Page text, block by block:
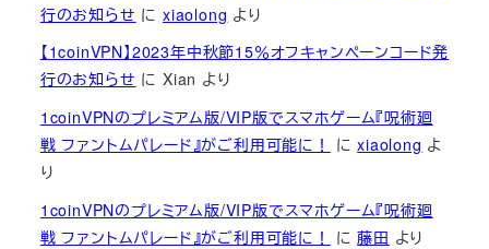
行のお知らせ にxiaolong より
【1coinVPN】2023年中秋節15％オフキャンペーンコード発
行のお知らせ にXian より
1coinVPNのプレミアム版/VIP版でスマホゲーム『呪術廻
戦 ファントムパレード』がご利用可能に！
にxiaolong よ
り
1coinVPNのプレミアム版/VIP版でスマホゲーム『呪術廻
戦 ファントムパレード』がご利用可能に！
に藤田 より